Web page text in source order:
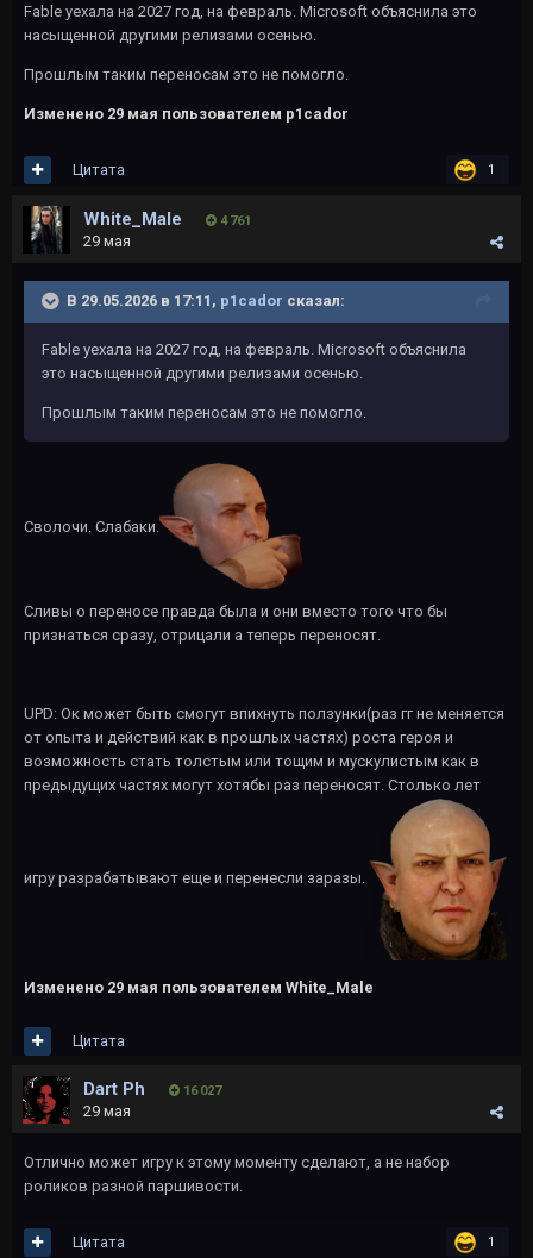
Fable уехала на 2027 год, на февраль. Microsoft объяснила это
насыщенной другими релизами осенью.
Прошлым таким переносам это не помогло.
Изменено 29 мая пользователем p1cador
1
Цитата
White_Male 4 761
29 мая
В 29.05.2026 в 17:11, p1cador сказал:
Fable уехала на 2027 год, на февраль. Microsoft объяснила
это насыщенной другими релизами осенью.
Прошлым таким переносам это не помогло.
Сволочи. Слабаки.
Сливы о переносе правда была и они вместо того что бы
признаться сразу, отрицали а теперь переносят.
UPD: Ок может быть смогут впихнуть ползунки(раз гг не меняется
от опыта и действий как в прошлых частях) роста героя и
возможность стать толстым или тощим и мускулистым как в
предыдущих частях могут хотябы раз переносят. Столько лет
игру разрабатывают еще и перенесли заразы.
Изменено 29 мая пользователем White_Male
Цитата
Dart Ph 16 027
29 мая
Отлично может игру к этому моменту сделают, а не набор
роликов разной паршивости.
1
Цитата